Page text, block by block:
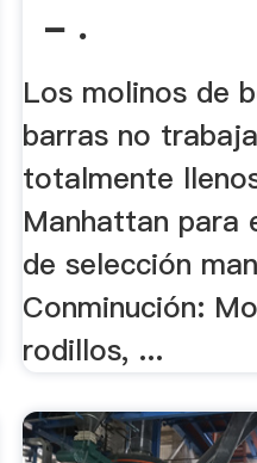
- .
Los molinos de
barras no
totalmente
Manhattan para
de selección
Conminución:
rodillos, ...